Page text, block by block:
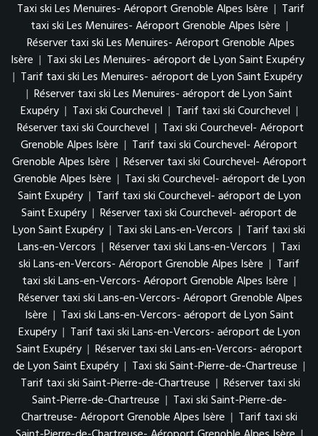
Taxi ski Les Menuires- Aéroport Grenoble Alpes Isère | Tarif
taxi ski Les Menuires- Aéroport Grenoble Alpes Isère |
Réserver taxi ski Les Menuires- Aéroport Grenoble Alpes
Isère | Taxi ski Les Menuires- aéroport de Lyon Saint Exupéry
| Tarif taxi ski Les Menuires- aéroport de Lyon Saint Exupéry
| Réserver taxi ski Les Menuires- aéroport de Lyon Saint
Exupéry | Taxi ski Courchevel | Tarif taxi ski Courchevel |
Réserver taxi ski Courchevel | Taxi ski Courchevel- Aéroport
Grenoble Alpes Isère | Tarif taxi ski Courchevel- Aéroport
Grenoble Alpes Isère | Réserver taxi ski Courchevel- Aéroport
Grenoble Alpes Isère | Taxi ski Courchevel- aéroport de Lyon
Saint Exupéry | Tarif taxi ski Courchevel- aéroport de Lyon
Saint Exupéry | Réserver taxi ski Courchevel- aéroport de
Lyon Saint Exupéry | Taxi ski Lans-en-Vercors | Tarif taxi ski
Lans-en-Vercors | Réserver taxi ski Lans-en-Vercors | Taxi
ski Lans-en-Vercors- Aéroport Grenoble Alpes Isère | Tarif
taxi ski Lans-en-Vercors- Aéroport Grenoble Alpes Isère |
Réserver taxi ski Lans-en-Vercors- Aéroport Grenoble Alpes
Isère | Taxi ski Lans-en-Vercors- aéroport de Lyon Saint
Exupéry | Tarif taxi ski Lans-en-Vercors- aéroport de Lyon
Saint Exupéry | Réserver taxi ski Lans-en-Vercors- aéroport
de Lyon Saint Exupéry | Taxi ski Saint-Pierre-de-Chartreuse |
Tarif taxi ski Saint-Pierre-de-Chartreuse | Réserver taxi ski
Saint-Pierre-de-Chartreuse | Taxi ski Saint-Pierre-de-
Chartreuse- Aéroport Grenoble Alpes Isère | Tarif taxi ski